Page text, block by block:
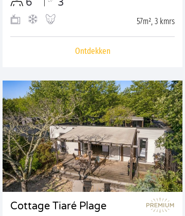
6 3
57m², 3 kmrs
Ontdekken
Cottage Tiaré Plage